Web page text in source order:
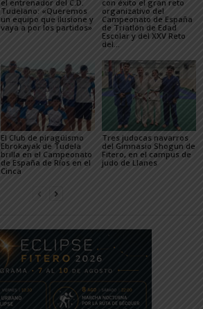
el entrenador del C.D.
Tudelano: «Queremos
un equipo que ilusione y
vaya a por los partidos»
con éxito el gran reto
organizativo del
Campeonato de España
de Triatlón de Edad
Escolar y del XXV Reto
del...
El Club de piragüismo
Ebrokayak de Tudela
brilla en el Campeonato
de España de Ríos en el
Cinca
Tres judocas navarros
del Gimnasio Shogun de
Fitero, en el campus de
judo de Llanes